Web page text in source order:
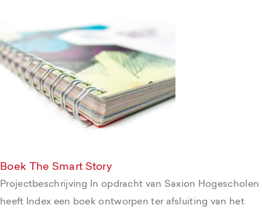
Boek The Smart Story
Boek The Smart Story
Projectbeschrijving In opdracht van Saxion Hogescholen
heeft Index een boek ontworpen ter afsluiting van het